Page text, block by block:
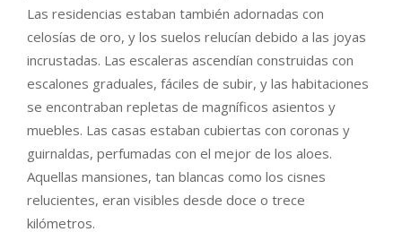
Las residencias estaban también adornadas con
celosías de oro, y los suelos relucían debido a las joyas
incrustadas. Las escaleras ascendían construidas con
escalones graduales, fáciles de subir, y las habitaciones
se encontraban repletas de magníficos asientos y
muebles. Las casas estaban cubiertas con coronas y
guirnaldas, perfumadas con el mejor de los aloes.
Aquellas mansiones, tan blancas como los cisnes
relucientes, eran visibles desde doce o trece
kilómetros.